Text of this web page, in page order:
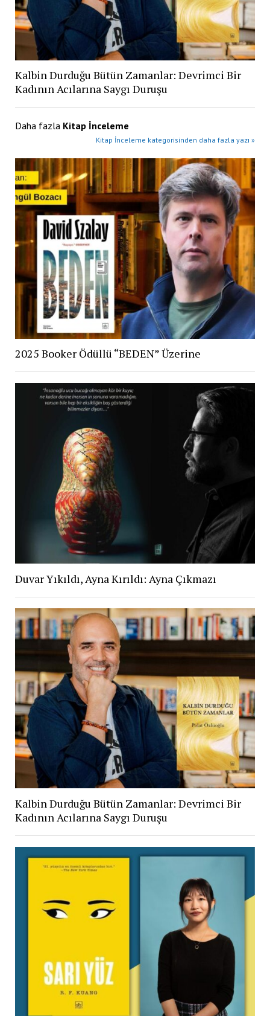
Kalbin Durduğu Bütün Zamanlar: Devrimci Bir
Kadının Acılarına Saygı Duruşu
Daha fazla Kitap İnceleme
Kitap İnceleme kategorisinden daha fazla yazı »
2025 Booker Ödüllü “BEDEN” Üzerine
Duvar Yıkıldı, Ayna Kırıldı: Ayna Çıkmazı
Kalbin Durduğu Bütün Zamanlar: Devrimci Bir
Kadının Acılarına Saygı Duruşu